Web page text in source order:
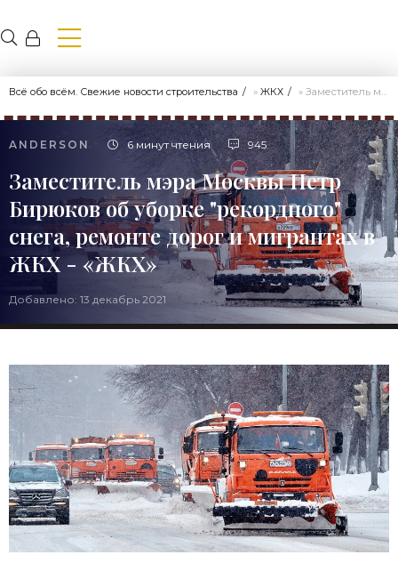
Всё обо всём. Свежие новости строительства » ЖКХ » Заместитель мэра Москвы Петр Бирюков об уборке "рекордного" снега, ремонте дорог и мигрантах в ЖКХ - «ЖКХ»
ANDERSON 6 минут чтения 945
Заместитель мэра Москвы Петр
Бирюков об уборке "рекордного"
снега, ремонте дорог и мигрантах в
ЖКХ - «ЖКХ»
Добавлено: 13 декабрь 2021